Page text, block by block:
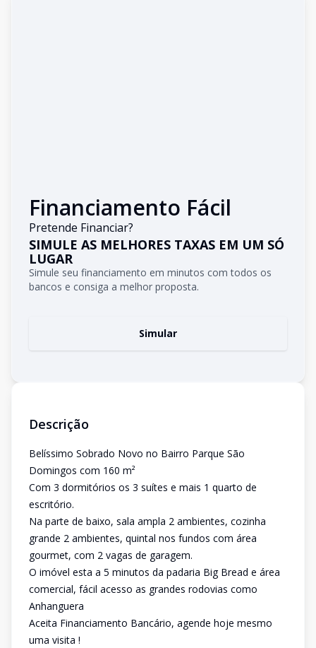
Financiamento Fácil
Pretende Financiar?
SIMULE AS MELHORES TAXAS EM UM SÓ
LUGAR
Simule seu financiamento em minutos com todos os
bancos e consiga a melhor proposta.
Simular
Descrição
Belíssimo Sobrado Novo no Bairro Parque São
Domingos com 160 m²
Com 3 dormitórios os 3 suítes e mais 1 quarto de
escritório.
Na parte de baixo, sala ampla 2 ambientes, cozinha
grande 2 ambientes, quintal nos fundos com área
gourmet, com 2 vagas de garagem.
O imóvel esta a 5 minutos da padaria Big Bread e área
comercial, fácil acesso as grandes rodovias como
Anhanguera
Aceita Financiamento Bancário, agende hoje mesmo
uma visita !